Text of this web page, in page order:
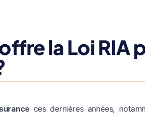
la Loi RIA
ces dernières années,